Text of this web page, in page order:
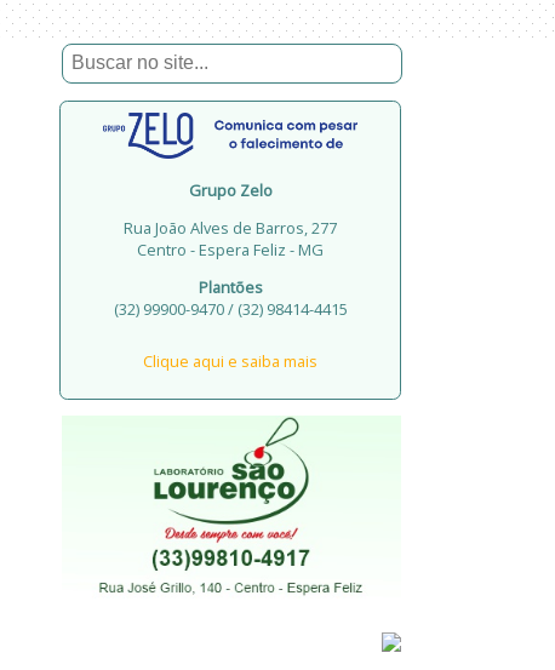
Grupo Zelo
Rua João Alves de Barros, 277
Centro - Espera Feliz - MG
Plantões
(32) 99900-9470 / (32) 98414-4415
Clique aqui e saiba mais